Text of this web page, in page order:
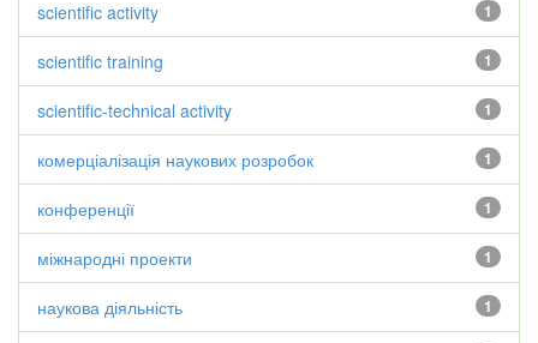
1
scientific activity
1
scientific training
1
scientific-technical activity
1
комерціалізація наукових розробок
1
конференції
1
міжнародні проекти
1
наукова діяльність